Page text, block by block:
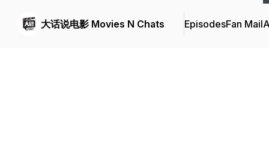
大话说电影 Movies N Chats EpisodesFan Mail